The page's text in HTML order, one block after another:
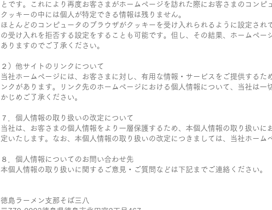
とです。これにより再度お客さまがホームページを訪れた際にお客さまのコンピ
クッキーの中には個人が特定できる情報は残りません。
ほとんどのコンピュータのブラウザがクッキーを受け入れられるように設定され
の受け入れを拒否する設定をすることも可能です。但し、その結果、ホームペー
ありますのでご了承ください。
２）他サイトのリンクについて
当社ホームページには、お客さまに対し、有用な情報・サービスをご提供するた
ンクがあります。リンク先のホームページにおける個人情報について、当社は一
かじめご了承ください。
７．個人情報の取り扱いの改定について
当社は、お客さまの個人情報をより一層保護するため、本個人情報の取り扱いに
定いたします。なお、本個人情報の取り扱いの改定につきましては、当社ホーム
８．個人情報についてのお問い合わせ先
本個人情報の取り扱いに関するご意見・ご質問などは下記までご連絡ください。
徳島ラーメン支那そば三八